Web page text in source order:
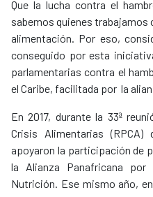
Que la lucha contra el
sabemos quienes trabajamos
alimentación. Por eso,
conseguido por esta
parlamentarias contra el
el Caribe, facilitada por la
En 2017, durante la 33ª
Crisis Alimentarias (RPCA)
apoyaron la participación de
la Alianza Panafricana por
Nutrición. Ese mismo año,